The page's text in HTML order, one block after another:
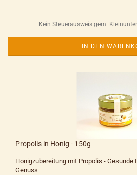
Kein Steuerausweis gem.
IN DEN
Propolis in Honig - 150g
Honigzubereitung mit Propolis -
Genuss